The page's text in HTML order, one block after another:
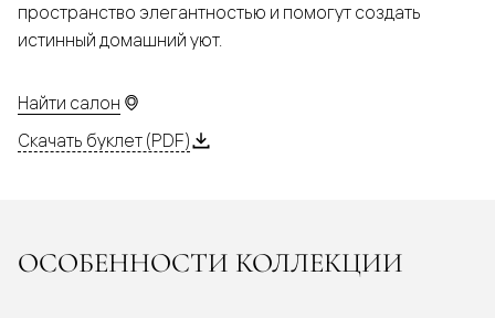
пространство элегантностью и помогут создать
истинный домашний уют.
Найти салон
Скачать буклет (PDF)
ОСОБЕННОСТИ КОЛЛЕКЦИИ